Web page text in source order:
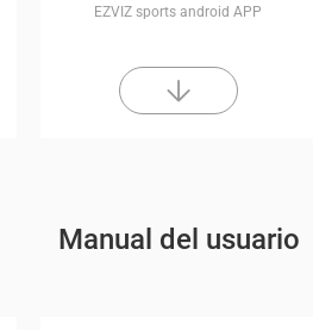
EZVIZ sports android APP
Manual del usuario